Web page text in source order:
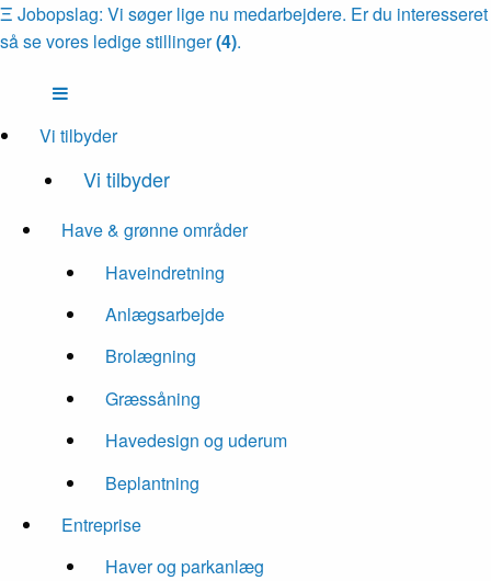
Ξ Jobopslag: Vi søger lige nu medarbejdere. Er du interesseret
så se vores ledige stillinger(4).
Vi tilbyder
Vi tilbyder
Have & grønne områder
Haveindretning
Anlægsarbejde
Brolægning
Græssåning
Havedesign og uderum
Beplantning
Entreprise
Haver og parkanlæg